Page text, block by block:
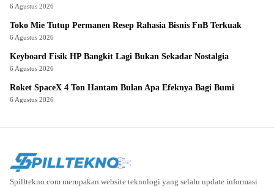
6 Agustus 2026
Toko Mie Tutup Permanen Resep Rahasia Bisnis FnB Terkuak
6 Agustus 2026
Keyboard Fisik HP Bangkit Lagi Bukan Sekadar Nostalgia
6 Agustus 2026
Roket SpaceX 4 Ton Hantam Bulan Apa Efeknya Bagi Bumi
6 Agustus 2026
Spilltekno.com merupakan website teknologi yang selalu update informasi